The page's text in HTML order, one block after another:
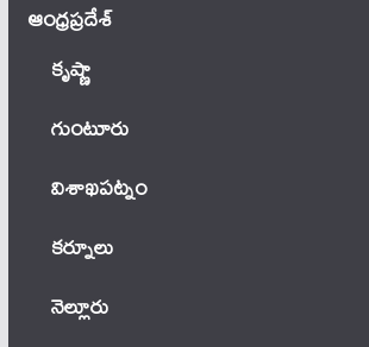
ఆంధ్ర‌ప్ర‌దేశ్
కృష్ణా
గుంటూరు
విశాఖపట్నం
కర్నూలు
నెల్లూరు